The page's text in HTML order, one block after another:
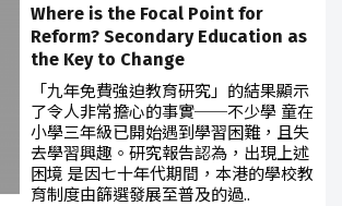
Where is the Focal Point for
Reform? Secondary Education as
the Key to Change
「九年免費強迫教育研究」的結果顯示
了令人非常擔心的事實──不少學 童在
小學三年級已開始遇到學習困難，且失
去學習興趣。研究報告認為，出現上述
困境 是因七十年代期間，本港的學校教
育制度由篩選發展至普及的過..